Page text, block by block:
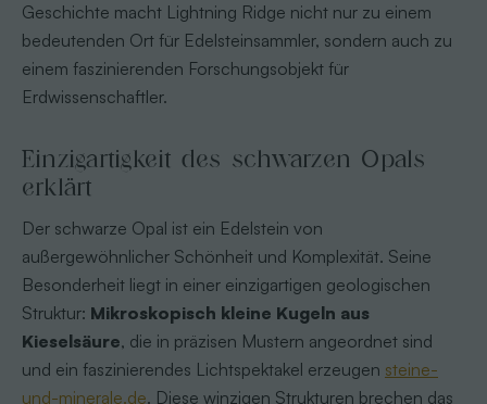
Geschichte macht Lightning Ridge nicht nur zu einem
bedeutenden Ort für Edelsteinsammler, sondern auch zu
einem faszinierenden Forschungsobjekt für
Erdwissenschaftler.
Einzigartigkeit des schwarzen Opals
erklärt
Der schwarze Opal ist ein Edelstein von
außergewöhnlicher Schönheit und Komplexität. Seine
Besonderheit liegt in einer einzigartigen geologischen
Struktur: Mikroskopisch kleine Kugeln aus
Kieselsäure, die in präzisen Mustern angeordnet sind
und ein faszinierendes Lichtspektakel erzeugen steine-
und-minerale.de. Diese winzigen Strukturen brechen das